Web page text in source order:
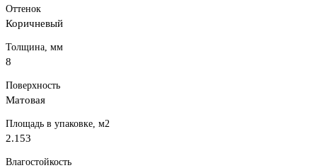
Оттенок
Коричневый
Толщина, мм
8
Поверхность
Матовая
Площадь в упаковке, м2
2.153
Влагостойкость